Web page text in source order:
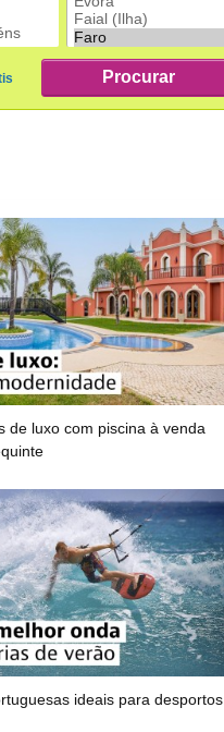
de luxo com piscina à venda
ideais para desportos